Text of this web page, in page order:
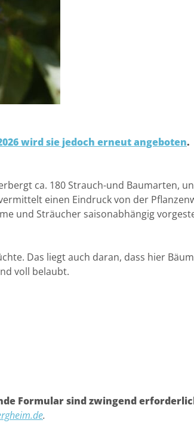
wird sie jedoch erneut angeboten.
ca. 180 Strauch-und Baumarten,
einen Eindruck von der
und Sträucher saisonabhängig
Das liegt auch daran, dass hier
voll belaubt.
Formular sind zwingend
.